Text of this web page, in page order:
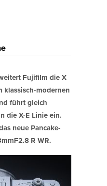
Fujifilm die X
klassisch-modernen
führt gleich
die X-E Linie ein.
neue Pancake-
R WR.